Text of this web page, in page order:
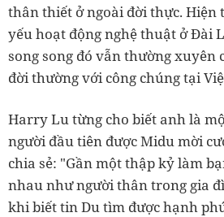
thân thiết ở ngoài đời thực. Hiện
yếu hoạt động nghệ thuật ở Đài
song song đó vẫn thường xuyên
đời thường với công chúng tại
Harry Lu từng cho biết anh là
người đầu tiên được Midu mời
chia sẻ: "Gần một thập kỷ làm
nhau như người thân trong gia
khi biết tin Du tìm được hạnh